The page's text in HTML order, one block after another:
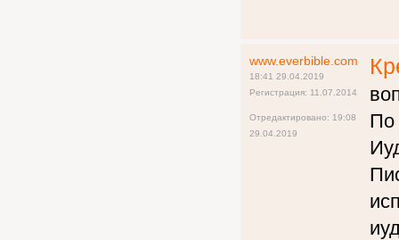
www.everbible.com
18:41 29.04.2019
Регистрация: 11.07.2014
Отредактировано: 19:08
29.04.2019
По